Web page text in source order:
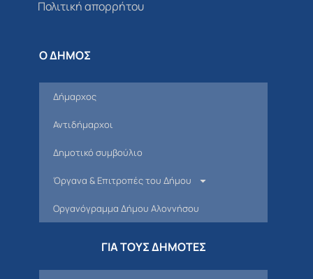
Πολιτική απορρήτου
Ο ΔΗΜΟΣ
Δήμαρχος
Αντιδήμαρχοι
Δημοτικό συμβούλιο
Όργανα & Επιτροπές του Δήμου
Οργανόγραμμα Δήμου Αλοννήσου
ΓΙΑ ΤΟΥΣ ΔΗΜΟΤΕΣ